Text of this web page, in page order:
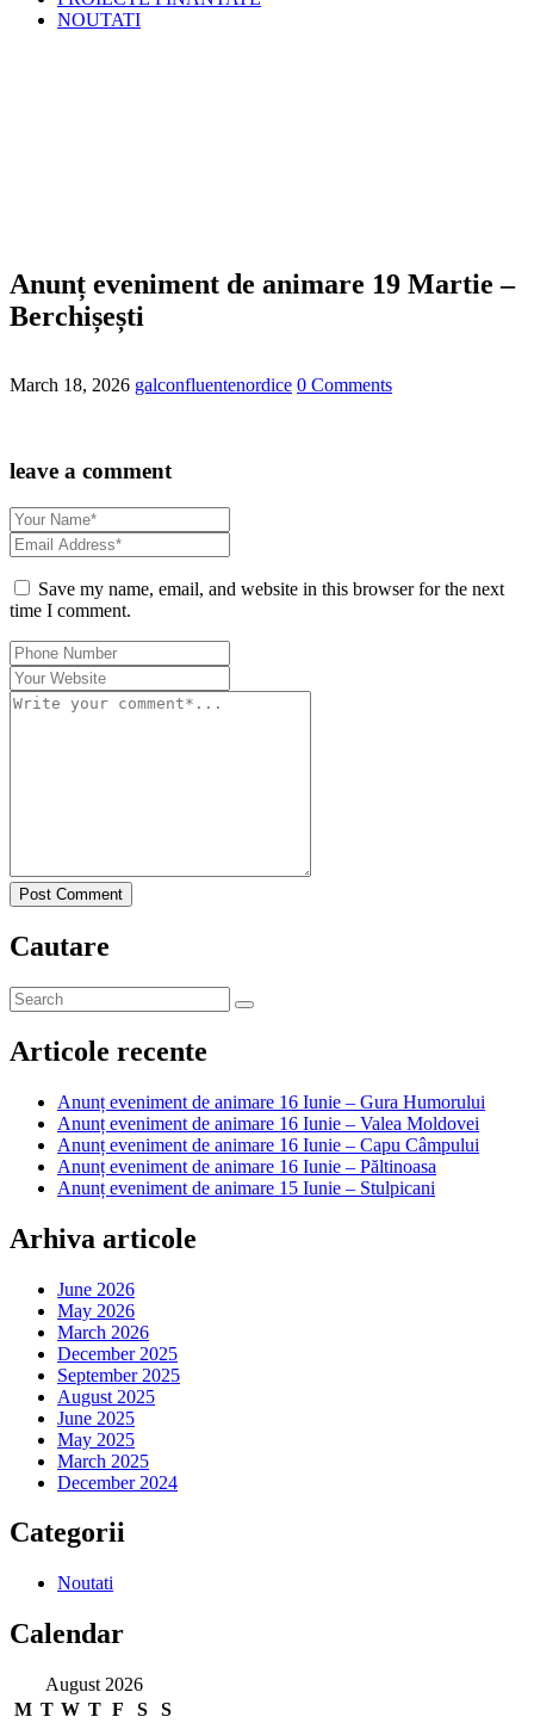
NOUTATI
Anunț eveniment de animare 19 Martie –
Berchișești
March 18, 2026 galconfluentenordice 0 Comments
leave a comment
Save my name, email, and website in this browser for the next
time I comment.
Post Comment
Cautare
Articole recente
Anunț eveniment de animare 16 Iunie – Gura Humorului
Anunț eveniment de animare 16 Iunie – Valea Moldovei
Anunț eveniment de animare 16 Iunie – Capu Câmpului
Anunț eveniment de animare 16 Iunie – Păltinoasa
Anunț eveniment de animare 15 Iunie – Stulpicani
Arhiva articole
June 2026
May 2026
March 2026
December 2025
September 2025
August 2025
June 2025
May 2025
March 2025
December 2024
Categorii
Noutati
Calendar
August 2026
M T W T F S
S